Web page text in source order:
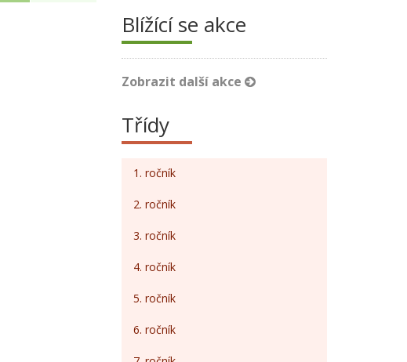
Blížící se akce
Zobrazit další akce
Třídy
1. ročník
2. ročník
3. ročník
4. ročník
5. ročník
6. ročník